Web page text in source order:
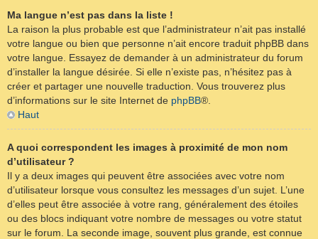
Ma langue n’est pas dans la liste !
La raison la plus probable est que l’administrateur n’ait pas installé
votre langue ou bien que personne n’ait encore traduit phpBB dans
votre langue. Essayez de demander à un administrateur du forum
d’installer la langue désirée. Si elle n’existe pas, n’hésitez pas à
créer et partager une nouvelle traduction. Vous trouverez plus
d’informations sur le site Internet de phpBB®.
Haut
A quoi correspondent les images à proximité de mon nom
d’utilisateur ?
Il y a deux images qui peuvent être associées avec votre nom
d’utilisateur lorsque vous consultez les messages d’un sujet. L’une
d’elles peut être associée à votre rang, généralement des étoiles
ou des blocs indiquant votre nombre de messages ou votre statut
sur le forum. La seconde image, souvent plus grande, est connue